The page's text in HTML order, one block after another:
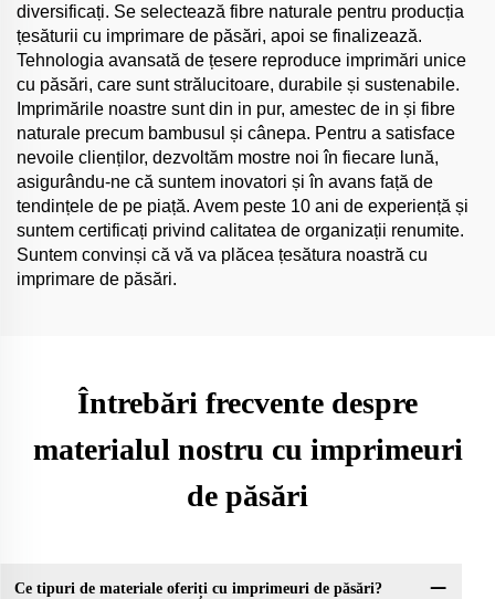
diversificați. Se selectează fibre naturale pentru producția
țesăturii cu imprimare de păsări, apoi se finalizează.
Tehnologia avansată de țesere reproduce imprimări unice
cu păsări, care sunt strălucitoare, durabile și sustenabile.
Imprimările noastre sunt din in pur, amestec de in și fibre
naturale precum bambusul și cânepa. Pentru a satisface
nevoile clienților, dezvoltăm mostre noi în fiecare lună,
asigurându-ne că suntem inovatori și în avans față de
tendințele de pe piață. Avem peste 10 ani de experiență și
suntem certificați privind calitatea de organizații renumite.
Suntem convinși că vă va plăcea țesătura noastră cu
imprimare de păsări.
Întrebări frecvente despre
materialul nostru cu imprimeuri
de păsări
Ce tipuri de materiale oferiți cu imprimeuri de păsări?